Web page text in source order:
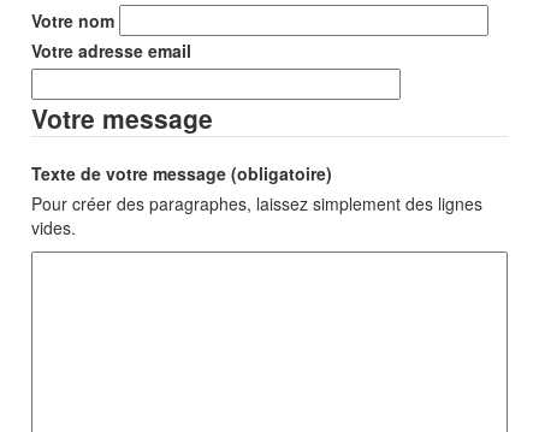
Votre nom
Votre adresse email
Votre message
Texte de votre message (obligatoire)
Pour créer des paragraphes, laissez simplement des lignes
vides.